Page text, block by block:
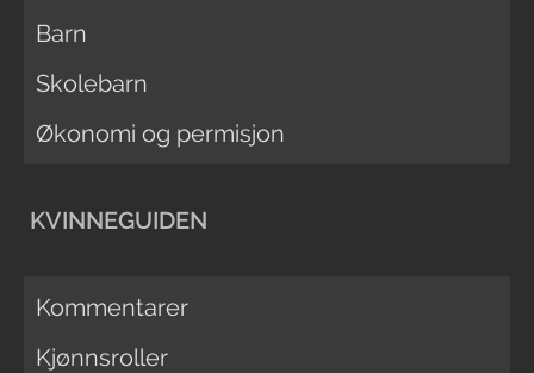
Barn
Skolebarn
Økonomi og permisjon
KVINNEGUIDEN
Kommentarer
Kjønnsroller